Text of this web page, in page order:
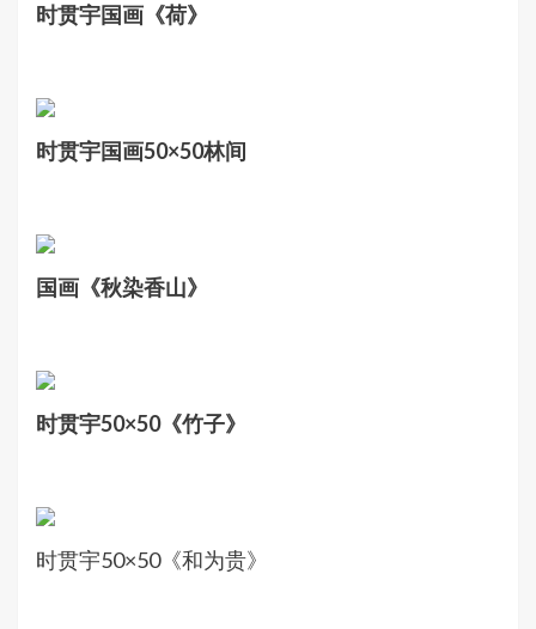
时贯宇国画《荷》
时贯宇国画50×50林间
国画《秋染香山》
时贯宇50×50《竹子》
时贯宇50×50《和为贵》